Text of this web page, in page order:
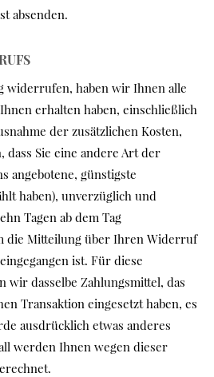
absenden.
widerrufen, haben wir Ihnen alle
erhalten haben, einschließlich
der zusätzlichen Kosten,
dass Sie eine andere Art der
angebotene, günstigste
haben), unverzüglich und
Tagen ab dem Tag
die Mitteilung über Ihren Widerruf
ist. Für diese
wir dasselbe Zahlungsmittel, das
Transaktion eingesetzt haben, es
ausdrücklich etwas anderes
werden Ihnen wegen dieser